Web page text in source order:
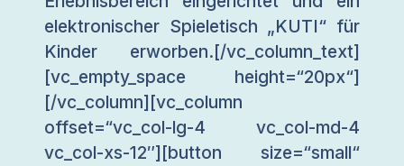
elektronischer Spieletisch „KUTI“ für
Kinder erworben.[/vc_column_text]
[vc_empty_space height=“20px“]
[/vc_column][vc_column
offset=“vc_col-lg-4 vc_col-md-4
vc_col-xs-12″][button size=“small“